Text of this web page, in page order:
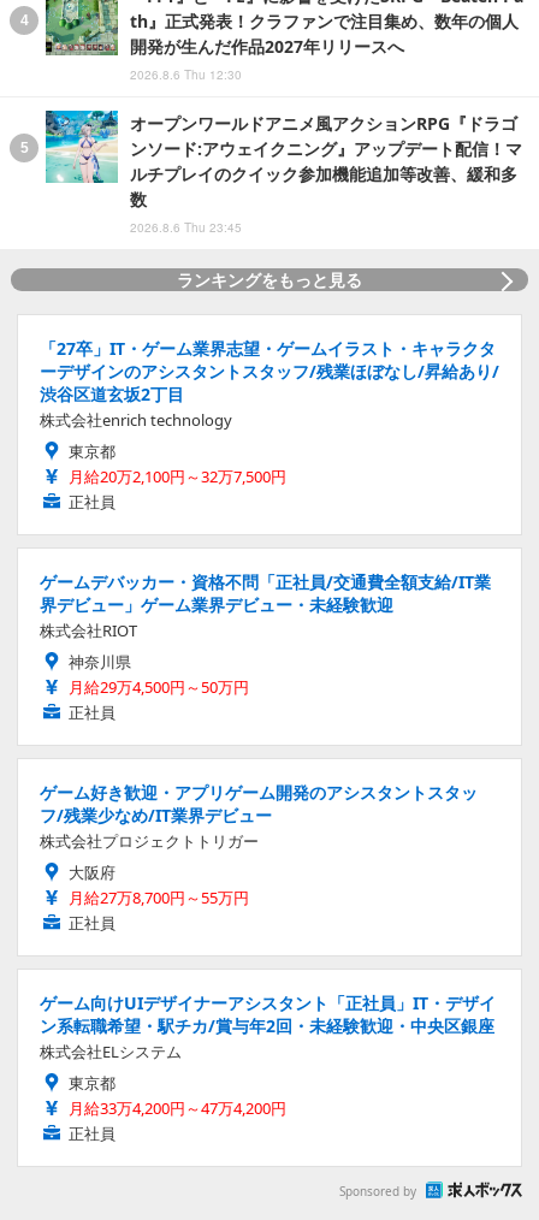
th』正式発表！クラファンで注目集め、数年の個人
開発が生んだ作品2027年リリースへ
2026.8.6 Thu 12:30
オープンワールドアニメ風アクションRPG『ドラゴ
ンソード:アウェイクニング』アップデート配信！マ
ルチプレイのクイック参加機能追加等改善、緩和多
数
2026.8.6 Thu 23:45
ランキングをもっと見る
「27卒」IT・ゲーム業界志望・ゲームイラスト・キャラクタ
ーデザインのアシスタントスタッフ/残業ほぼなし/昇給あり/
渋谷区道玄坂2丁目
株式会社enrich technology
東京都
月給20万2,100円～32万7,500円
正社員
ゲームデバッカー・資格不問「正社員/交通費全額支給/IT業
界デビュー」ゲーム業界デビュー・未経験歓迎
株式会社RIOT
神奈川県
月給29万4,500円～50万円
正社員
ゲーム好き歓迎・アプリゲーム開発のアシスタントスタッ
フ/残業少なめ/IT業界デビュー
株式会社プロジェクトトリガー
大阪府
月給27万8,700円～55万円
正社員
ゲーム向けUIデザイナーアシスタント「正社員」IT・デザイ
ン系転職希望・駅チカ/賞与年2回・未経験歓迎・中央区銀座
株式会社ELシステム
東京都
月給33万4,200円～47万4,200円
正社員
Sponsored by